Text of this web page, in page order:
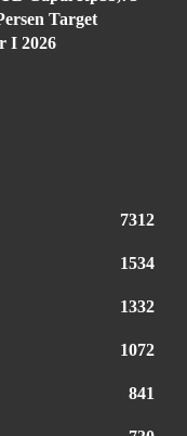
Target
I 2026
7312
1534
1332
1072
841